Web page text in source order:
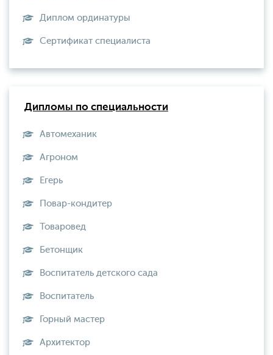
Диплом ординатуры
Сертификат специалиста
Дипломы по специальности
Автомеханик
Агроном
Егерь
Повар-кондитер
Товаровед
Бетонщик
Воспитатель детского сада
Воспитатель
Горный мастер
Архитектор